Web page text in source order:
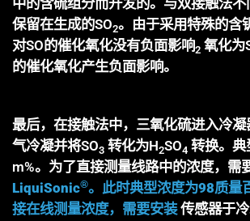
中的含硫组分而开发的。与双接触法
保留在生成的SO2。由于采用特殊的含
对SO的催化氧化没有负面影响2 氧化为
的催化氧化产生负面影响。
最后，在接触法中，三氧化硫进入冷
气冷凝并将SO3 转化为H2SO4 转换。典
m%。为了直接测量线路中的浓度，需
LiquiSonic®。此时典型浓度为98质量
接在线测量浓度，需要安装 传感器于